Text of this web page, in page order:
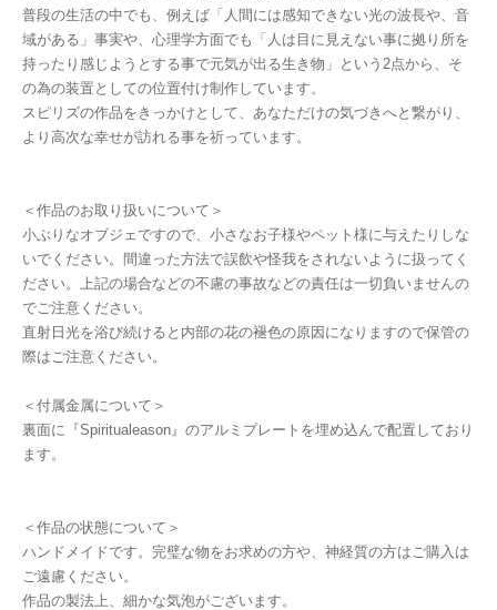
普段の生活の中でも、例えば「人間には感知できない光の波長や、音
域がある」事実や、心理学方面でも「人は目に見えない事に拠り所を
持ったり感じようとする事で元気が出る生き物」という2点から、そ
の為の装置としての位置付け制作しています。
スピリズの作品をきっかけとして、あなただけの気づきへと繋がり、
より高次な幸せが訪れる事を祈っています。
＜作品のお取り扱いについて＞
小ぶりなオブジェですので、小さなお子様やペット様に与えたりしな
いでください。間違った方法で誤飲や怪我をされないように扱ってく
ださい。上記の場合などの不慮の事故などの責任は一切負いませんの
でご注意ください。
直射日光を浴び続けると内部の花の褪色の原因になりますので保管の
際はご注意ください。
＜付属金属について＞
裏面に『Spiritualeason』のアルミプレートを埋め込んで配置しており
ます。
＜作品の状態について＞
ハンドメイドです。完璧な物をお求めの方や、神経質の方はご購入は
ご遠慮ください。
作品の製法上、細かな気泡がございます。